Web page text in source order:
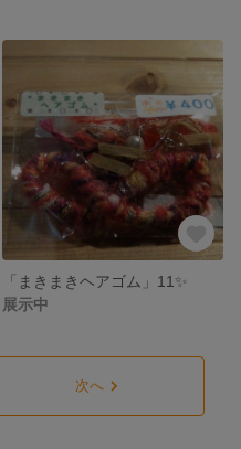
「まきまきヘアゴム」11✨
展示中
次へ